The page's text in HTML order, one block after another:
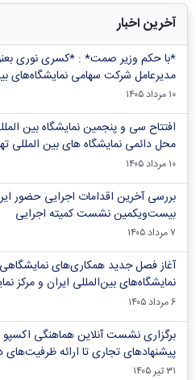
آخرین اخبار
*با حکم وزیر صمت* : *کسری نوری
مدیرعامل شرکت سهامی نمایشگاه‌های
۱۰ مرداد ۱۴۰۵
افتتاح سی و پنجمین نمایشگاه بین
محل دائمی نمایشگاه های بین المللی
۱۰ مرداد ۱۴۰۵
بررسی آخرین اقدامات اجرایی حضور
بیست‌ویکمین نشست کمیته اجرایی
۷ مرداد ۱۴۰۵
آغاز فصل جدید همکاری‌های
نمایشگاه‌های بین‌المللی ایران و مرکز
۶ مرداد ۱۴۰۵
پیشنهادهای تجاری تا ارائه ظرفیت‌های
۳۱ تیر ۱۴۰۵